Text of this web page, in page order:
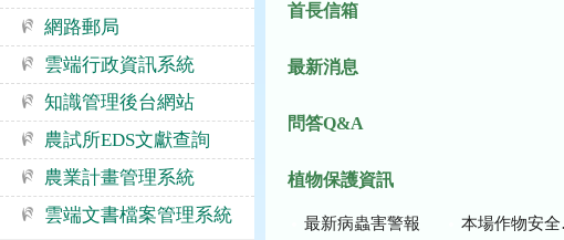
網路郵局
雲端行政資訊系統
知識管理後台網站
農試所EDS文獻查詢
農業計畫管理系統
雲端文書檔案管理系統
首長信箱
最新消息
問答Q&A
植物保護資訊
最新病蟲害警報 本場作物安全用藥資訊